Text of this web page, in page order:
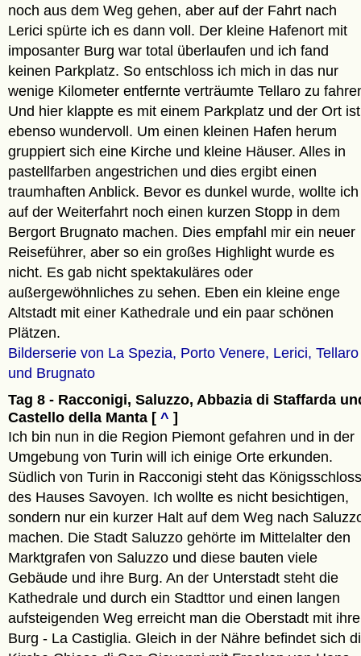
noch aus dem Weg gehen, aber auf der Fahrt nach
Lerici spürte ich es dann voll. Der kleine Hafenort mit
imposanter Burg war total überlaufen und ich fand
keinen Parkplatz. So entschloss ich mich in das nur
wenige Kilometer entfernte verträumte Tellaro zu
Und hier klappte es mit einem Parkplatz und der Ort ist
ebenso wundervoll. Um einen kleinen Hafen herum
gruppiert sich eine Kirche und kleine Häuser. Alles in
pastellfarben angestrichen und dies ergibt einen
traumhaften Anblick. Bevor es dunkel wurde, wollte ich
auf der Weiterfahrt noch einen kurzen Stopp in dem
Bergort Brugnato machen. Dies empfahl mir ein neuer
Reiseführer, aber so ein großes Highlight wurde es
nicht. Es gab nicht spektakuläres oder
außergewöhnliches zu sehen. Eben ein kleine enge
Altstadt mit einer Kathedrale und ein paar schönen
Plätzen.
Bilderserie von La Spezia, Porto Venere, Lerici, Tellaro
und Brugnato
Tag 8 - Racconigi, Saluzzo, Abbazia di Staffarda
Castello della Manta [ ^ ]
Ich bin nun in die Region Piemont gefahren und in der
Umgebung von Turin will ich einige Orte erkunden.
Südlich von Turin in Racconigi steht das Königsschloss
des Hauses Savoyen. Ich wollte es nicht besichtigen,
sondern nur ein kurzer Halt auf dem Weg nach
machen. Die Stadt Saluzzo gehörte im Mittelalter den
Marktgrafen von Saluzzo und diese bauten viele
Gebäude und ihre Burg. An der Unterstadt steht die
Kathedrale und durch ein Stadttor und einen langen
aufsteigenden Weg erreicht man die Oberstadt mit
Burg - La Castiglia. Gleich in der Nähre befindet sich